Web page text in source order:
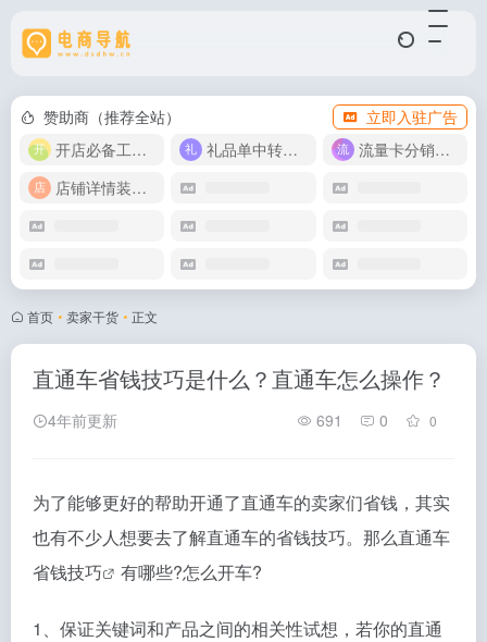
赞助商（推荐全站）
立即入驻广告
开店必备工具箱
礼品单中转同步单
流量卡分销代理
店铺详情装修模版
首页 • 卖家干货 • 正文
直通车省钱技巧是什么？直通车怎么操作？
4年前更新 691 0 0
为了能够更好的帮助开通了直通车的卖家们省钱，其实
也有不少人想要去了解直通车的省钱技巧。那么直通车
省钱技巧
有哪些?怎么开车?
1、保证关键词和产品之间的相关性试想，若你的直通